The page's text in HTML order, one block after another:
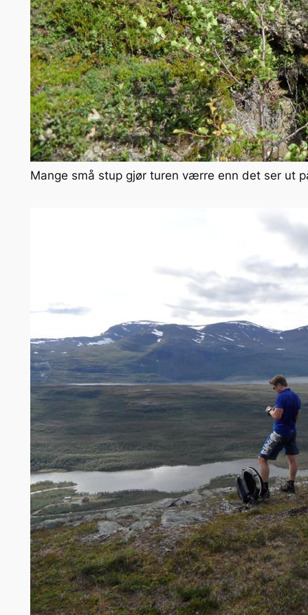
Mange små stup gjør turen værre enn det ser ut